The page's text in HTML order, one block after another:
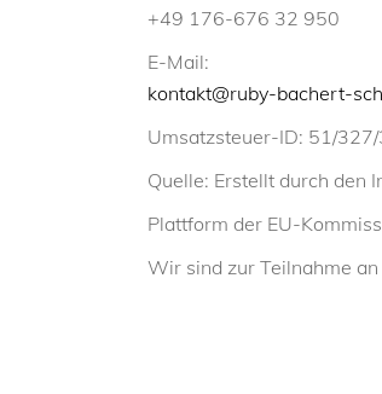
+49 176-676 32 950
E-Mail:
moc.redienhcs-trehcab-
Umsatzsteuer-ID: 51/
Quelle: Erstellt durch den
Plattform der EU-
Wir sind zur Teilnahme